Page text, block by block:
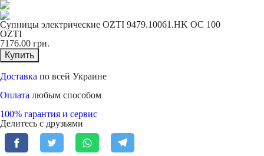
Супницы электрические OZTI 9479.10061.HK OC 100
OZTI
7176.00 грн.
Купить
Доставка по всей Украине
Оплата любым способом
100% гарантия и сервис
Делитесь с друзьями